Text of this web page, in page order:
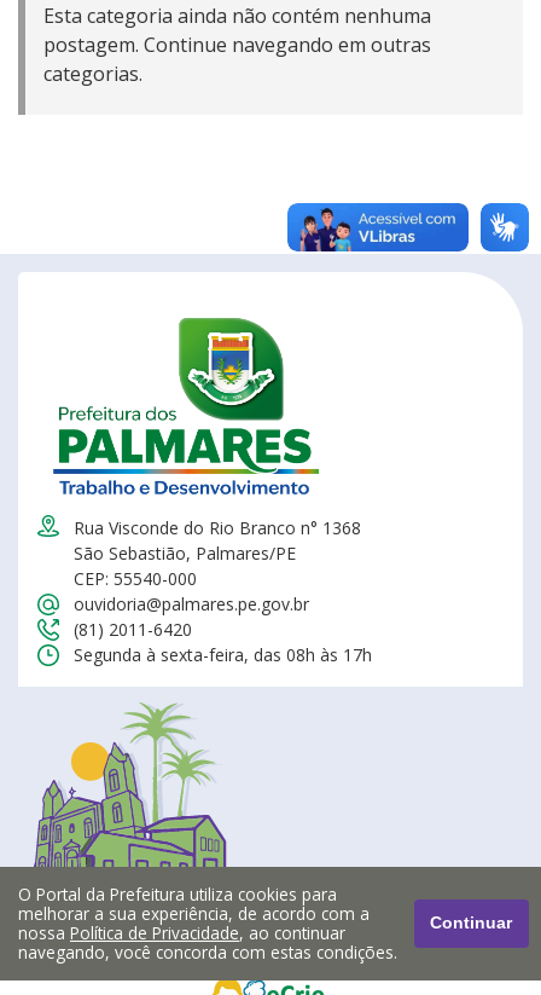
Esta categoria ainda não contém nenhuma
postagem. Continue navegando em outras
categorias.
Rua Visconde do Rio Branco n° 1368
São Sebastião, Palmares/PE
CEP: 55540-000
ouvidoria@palmares.pe.gov.br
(81) 2011-6420
Segunda à sexta-feira, das 08h às 17h
O Portal da Prefeitura utiliza cookies para
melhorar a sua experiência, de acordo com a
nossa Política de Privacidade, ao continuar
navegando, você concorda com estas condições.
Continuar